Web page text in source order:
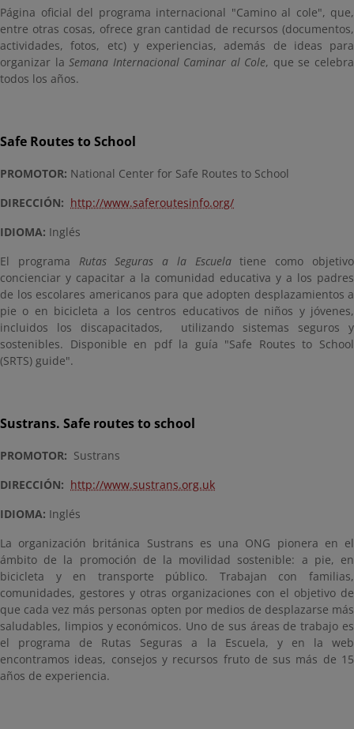
Página oficial del programa internacional "Camino al cole", que,
entre otras cosas, ofrece gran cantidad de recursos (documentos,
actividades, fotos, etc) y experiencias, además de ideas para
organizar laSemana Internacional Caminar al Cole, que se celebra
todos los años.
Safe Routes to School
PROMOTOR: National Center for Safe Routes to School
DIRECCIÓN: http://www.saferoutesinfo.org/
IDIOMA: Inglés
El programa Rutas Seguras a la Escuelatiene como objetivo
concienciar y capacitar a la comunidad educativa y a los padres
de los escolares americanos para que adopten desplazamientos a
pie o en bicicleta a los centros educativos de niños y jóvenes,
incluidos los discapacitados, utilizando sistemas seguros y
sostenibles. Disponible en pdf la guía "Safe Routes to School
(SRTS) guide".
Sustrans. Safe routes to school
PROMOTOR: Sustrans
DIRECCIÓN: http://www.sustrans.org.uk
IDIOMA: Inglés
La organización británica Sustrans es una ONG pionera en el
ámbito de la promoción de la movilidad sostenible: a pie, en
bicicleta y en transporte público. Trabajan con familias,
comunidades, gestores y otras organizaciones con el objetivo de
que cada vez más personas opten por medios de desplazarse más
saludables, limpios y económicos. Uno de sus áreas de trabajo es
el programa de Rutas Seguras a la Escuela, y en la web
encontramos ideas, consejos y recursos fruto de sus más de 15
años de experiencia.